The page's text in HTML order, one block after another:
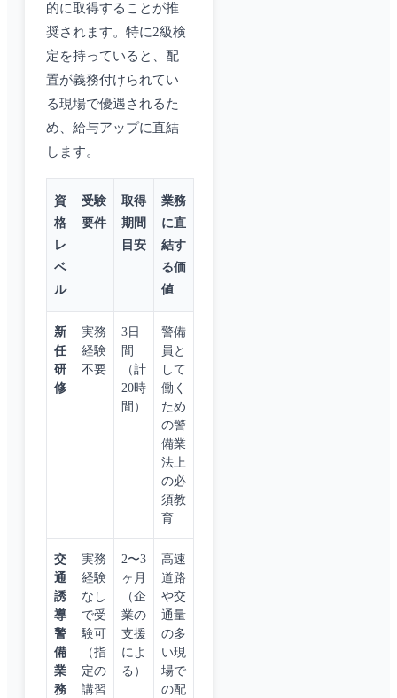
的に取得することが推
奨されます。特に2級検
定を持っていると、配
置が義務付けられてい
る現場で優遇されるた
め、給与アップに直結
します。
資
格
レ
ベ
ル
受験
要件
取得
期間
目安
業務
に直
結す
る価
値
新
任
研
修
実務
経験
不要
3日
間
（計
20時
間）
警備
員と
して
働く
ため
の警
備業
法上
の必
須教
育
交
通
誘
導
警
備
業
務
実務
経験
なし
で受
験可
（指
定の
講習
2〜3
ヶ月
（企
業の
支援
によ
る）
高速
道路
や交
通量
の多
い現
場で
の配